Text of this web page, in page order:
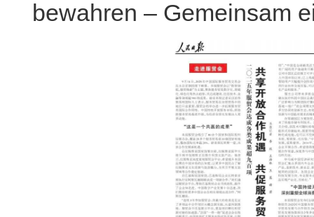
bewahren – Gemeinsam